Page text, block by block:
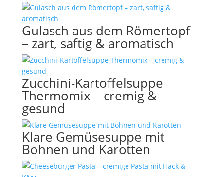
Gulasch aus dem Römertopf
– zart, saftig & aromatisch
Zucchini-Kartoffelsuppe
Thermomix – cremig &
gesund
Klare Gemüsesuppe mit
Bohnen und Karotten